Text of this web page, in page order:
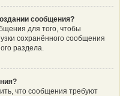
сообщения?
для того, чтобы
сохранённого сообщения
раздела.
что сообщения требуют